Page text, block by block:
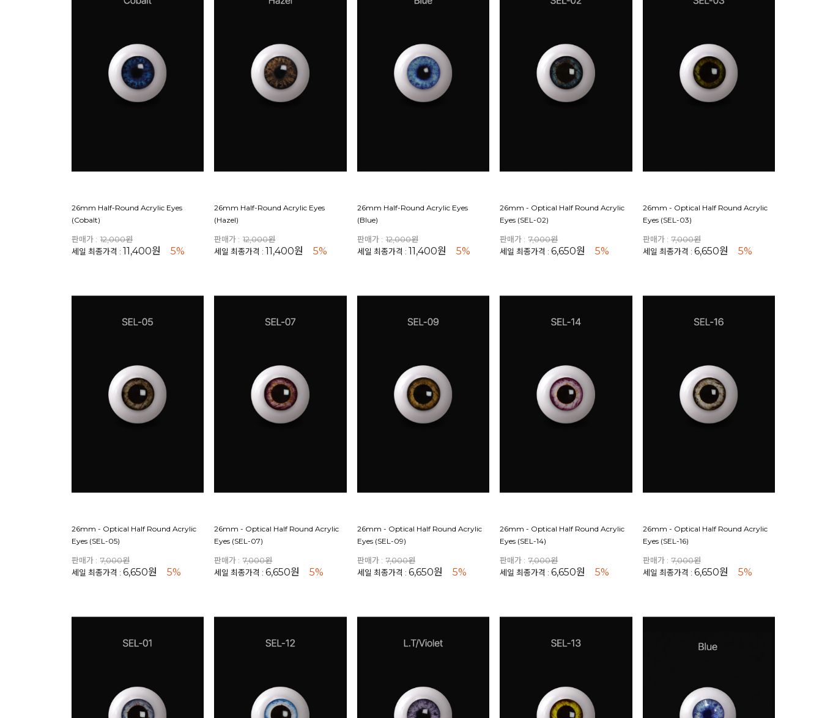
26mm Half-Round Acrylic Eyes
(Cobalt)
판매가 : 12,000원
세일 최종가격 : 11,400원 5%
26mm Half-Round Acrylic Eyes
(Hazel)
판매가 : 12,000원
세일 최종가격 : 11,400원 5%
26mm Half-Round Acrylic Eyes
(Blue)
판매가 : 12,000원
세일 최종가격 : 11,400원 5%
26mm - Optical Half Round Acrylic
Eyes (SEL-02)
판매가 : 7,000원
세일 최종가격 :6,650원 5%
26mm - Optical Half Round Acrylic
Eyes (SEL-03)
판매가 : 7,000원
세일 최종가격 : 6,650원 5%
26mm - Optical Half Round Acrylic
Eyes (SEL-05)
판매가 : 7,000원
세일 최종가격 : 6,650원 5%
26mm - Optical Half Round Acrylic
Eyes (SEL-07)
판매가 : 7,000원
세일 최종가격 :6,650원 5%
26mm - Optical Half Round Acrylic
Eyes (SEL-09)
판매가 : 7,000원
세일 최종가격 : 6,650원 5%
26mm - Optical Half Round Acrylic
Eyes (SEL-14)
판매가 : 7,000원
세일 최종가격 :6,650원 5%
26mm - Optical Half Round Acrylic
Eyes (SEL-16)
판매가 : 7,000원
세일 최종가격 : 6,650원 5%